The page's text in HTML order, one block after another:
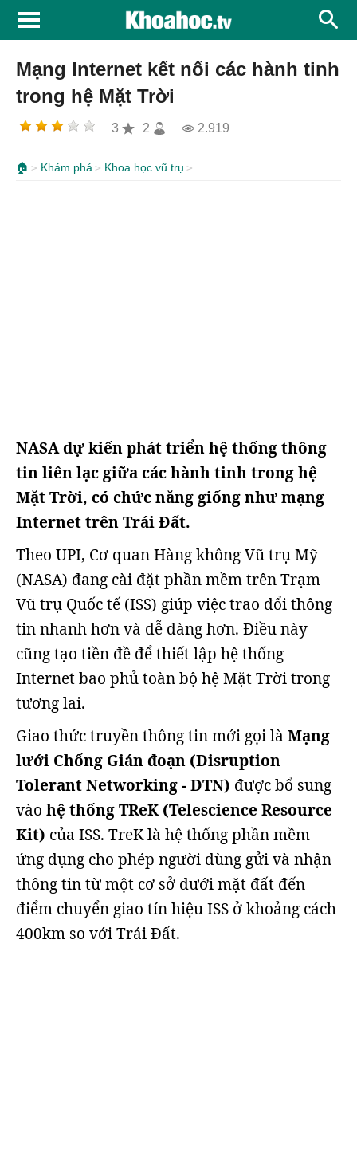
Mạng Internet kết nối các hành tinh
trong hệ Mặt Trời
3 2 2.919
🏠 Khám phá Khoa học vũ trụ
NASA dự kiến phát triển hệ thống thông
tin liên lạc giữa các hành tinh trong hệ
Mặt Trời, có chức năng giống như mạng
Internet trên Trái Đất.
Theo UPI, Cơ quan Hàng không Vũ trụ Mỹ
(NASA) đang cài đặt phần mềm trên Trạm
Vũ trụ Quốc tế (ISS) giúp việc trao đổi thông
tin nhanh hơn và dễ dàng hơn. Điều này
cũng tạo tiền đề để thiết lập hệ thống
Internet bao phủ toàn bộ hệ Mặt Trời trong
tương lai.
Giao thức truyền thông tin mới gọi là Mạng
lưới Chống Gián đoạn (Disruption
Tolerant Networking - DTN) được bổ sung
vào hệ thống TReK (Telescience Resource
Kit) của ISS. TreK là hệ thống phần mềm
ứng dụng cho phép người dùng gửi và nhận
thông tin từ một cơ sở dưới mặt đất đến
điểm chuyển giao tín hiệu ISS ở khoảng cách
400km so với Trái Đất.